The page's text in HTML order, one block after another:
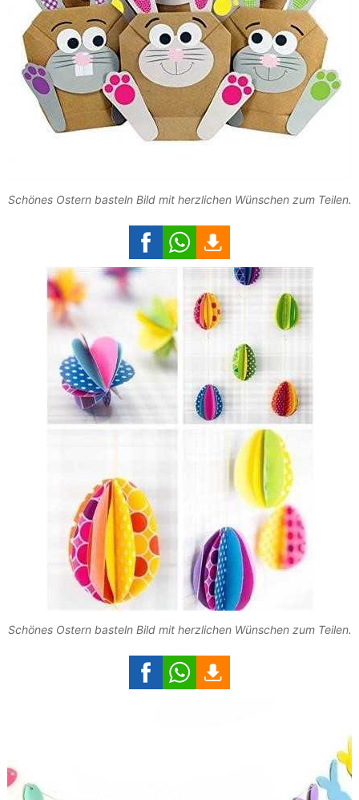
Schönes Ostern basteln Bild mit herzlichen Wünschen zum Teilen.
Schönes Ostern basteln Bild mit herzlichen Wünschen zum Teilen.